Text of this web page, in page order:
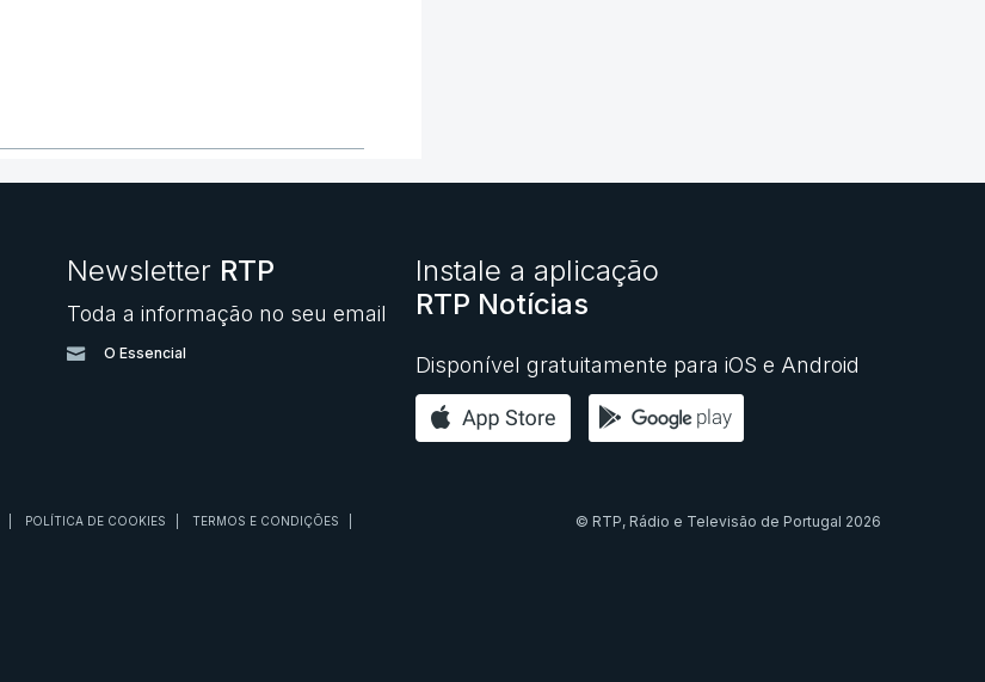
Newsletter RTP
Toda a informação no seu email
O Essencial
Instale a aplicação
RTP Notícias
Disponível gratuitamente para iOS e Android
POLÍTICA DE COOKIES TERMOS E CONDIÇÕES © RTP, Rádio e Televisão de Portugal 2026